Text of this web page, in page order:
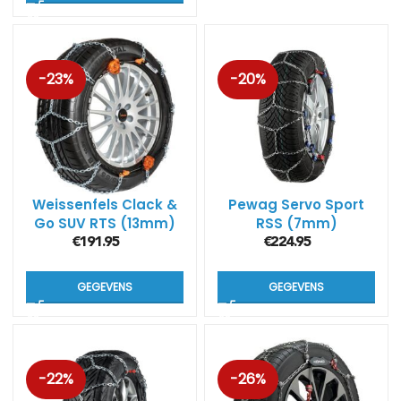
-23%
Weissenfels Clack &
Go SUV RTS (13mm)
€191.95
GEGEVENS
-20%
Pewag Servo Sport
RSS (7mm)
€224.95
GEGEVENS
-22% -26%